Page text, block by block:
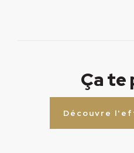
Ça te
Découvre